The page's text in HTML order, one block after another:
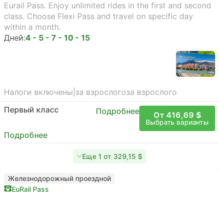
Eurail Pass. Enjoy unlimited rides in the first and second
class. Choose Flexi Pass and travel on specific day
within a month.
Дней:4 - 5 - 7 - 10 - 15
Налоги включены за взрослогоза взрослого
Первый класс
Подробнее От 416,69 $
Выбрать варианты
Подробнее
Еще 1 от 329,15 $
Железнодорожный проездной
EuRail Pass